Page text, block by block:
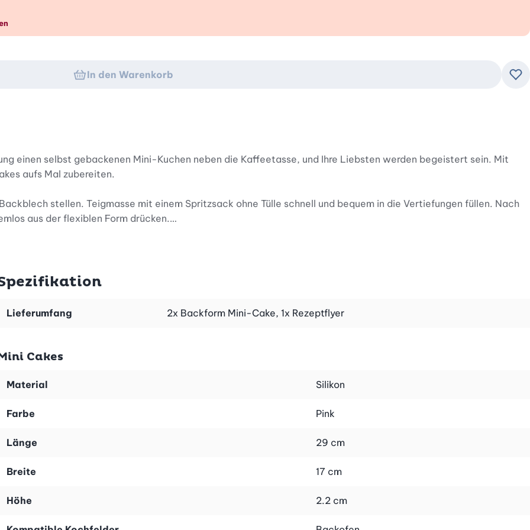
In den Warenkorb
einen selbst gebackenen Mini-Kuchen neben die Kaffeetasse, und Ihre Liebsten werden begeistert sein. Mit
aufs Mal zubereiten.
stellen. Teigmasse mit einem Spritzsack ohne Tülle schnell und bequem in die Vertiefungen füllen. Nach
aus der flexiblen Form drücken.
abgestimmt. Mit dabei sind auch zwei pikante Rezepte, mit denen Sie Ihrem nächsten Apéro den
Lieferumfang 2x Backform Mini-Cake, 1x Rezeptflyer
Cakes
Material Silikon
Farbe Pink
Länge 29 cm
Breite 17 cm
Höhe 2.2 cm